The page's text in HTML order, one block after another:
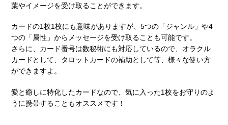
葉やイメージを受け取ることができます。
カードの1枚1枚にも意味がありますが、5つの「ジャンル」や4
つの「属性」からメッセージを受け取ることも可能です。
さらに、カード番号は数秘術にも対応しているので、オラクル
カードとして、タロットカードの補助として等、様々な使い方
ができますよ。
愛と癒しに特化したカードなので、気に入った1枚をお守りのよ
うに携帯することもオススメです！